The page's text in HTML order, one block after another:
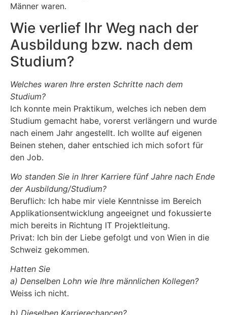
Männer waren.
Wie verlief Ihr Weg nach der
Ausbildung bzw. nach dem
Studium?
Welches waren Ihre ersten Schritte nach dem
Studium?
Ich konnte mein Praktikum, welches ich neben dem
Studium gemacht habe, vorerst verlängern und wurde
nach einem Jahr angestellt. Ich wollte auf eigenen
Beinen stehen, daher entschied ich mich sofort für
den Job.
Wo standen Sie in Ihrer Karriere fünf Jahre nach Ende
der Ausbildung/Studium?
Beruflich: Ich habe mir viele Kenntnisse im Bereich
Applikationsentwicklung angeeignet und fokussierte
mich bereits in Richtung IT Projektleitung.
Privat: Ich bin der Liebe gefolgt und von Wien in die
Schweiz gekommen.
Hatten Sie
a) Denselben Lohn wie Ihre männlichen Kollegen?
Weiss ich nicht.
b) Dieselben Karrierechancen?